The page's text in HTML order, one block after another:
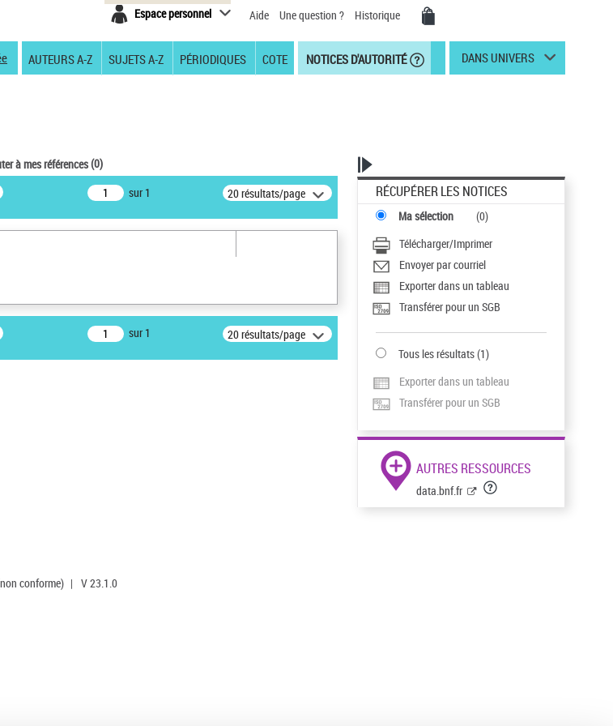
Espace personnel Aide Une question ? Historique
AUTEURS A-Z SUJETS A-Z PÉRIODIQUES COTE NOTICES D'AUTORITÉ DANS UNIVERS
à mes références(0)
sur 1 20 résultats/page
sur 1 20 résultats/page
RÉCUPÉRER LES NOTICES
Ma sélection (0)
Télécharger/Imprimer
Envoyer par courriel
Exporter dans un tableau
Transférer pour un SGB
Tous les résultats(1)
Exporter dans un tableau
Transférer pour un SGB
AUTRES RESSOURCES
data.bnf.fr
conforme) | V 23.1.0